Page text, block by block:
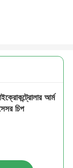
আর্ম
চিপ